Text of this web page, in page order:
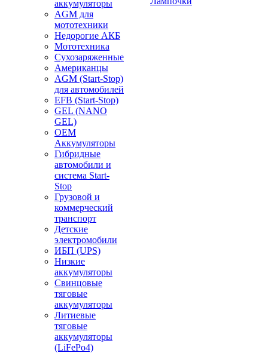
аккумуляторы
AGM для
мототехники
Недорогие АКБ
Мототехника
Сухозаряженные
Американцы
AGM (Start-Stop)
для автомобилей
EFB (Start-Stop)
GEL (NANO
GEL)
OEM
Аккумуляторы
Гибридные
автомобили и
система Start-
Stop
Грузовой и
коммерческий
транспорт
Детские
электромобили
ИБП (UPS)
Низкие
аккумуляторы
Свинцовые
тяговые
аккумуляторы
Литиевые
тяговые
аккумуляторы
(LiFePo4)